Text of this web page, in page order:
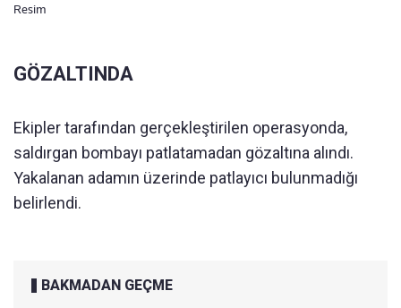
Resim
GÖZALTINDA
Ekipler tarafından gerçekleştirilen operasyonda,
saldırgan bombayı patlatamadan gözaltına alındı.
Yakalanan adamın üzerinde patlayıcı bulunmadığı
belirlendi.
BAKMADAN GEÇME